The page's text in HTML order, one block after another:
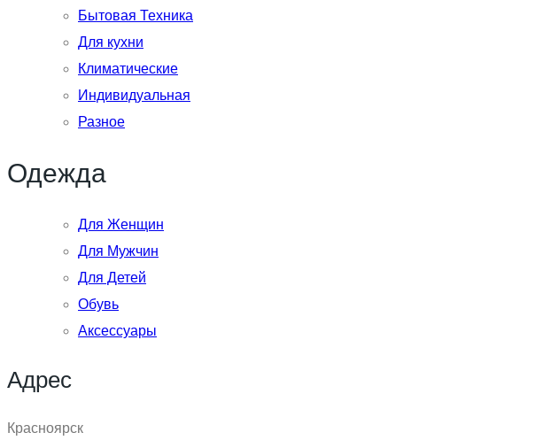
Бытовая Техника
Для кухни
Климатические
Индивидуальная
Разное
Одежда
Для Женщин
Для Мужчин
Для Детей
Обувь
Аксессуары
Адрес
Красноярск